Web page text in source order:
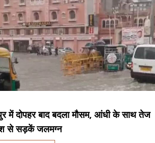
में दोपहर बाद बदला मौसम, आंधी के साथ तेज
से सड़कें जलमग्न